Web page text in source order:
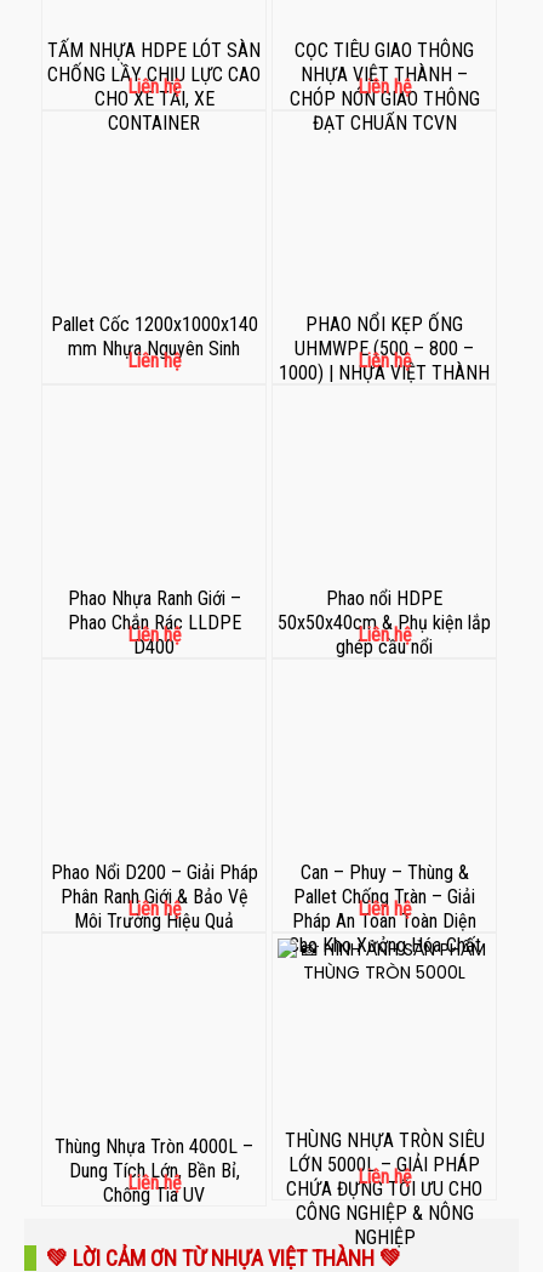
TẤM NHỰA HDPE LÓT SÀN
CHỐNG LẦY CHỊU LỰC CAO
CHO XE TẢI, XE
CONTAINER
Liên hệ
CỌC TIÊU GIAO THÔNG
NHỰA VIỆT THÀNH –
CHÓP NÓN GIAO THÔNG
ĐẠT CHUẨN TCVN
Liên hệ
Pallet Cốc 1200x1000x140
mm Nhựa Nguyên Sinh
Liên hệ
PHAO NỔI KẸP ỐNG
UHMWPE (500 – 800 –
1000) | NHỰA VIỆT THÀNH
Liên hệ
Phao Nhựa Ranh Giới –
Phao Chắn Rác LLDPE
D400
Liên hệ
Phao nổi HDPE
50x50x40cm & Phụ kiện lắp
ghép cầu nổi
Liên hệ
Phao Nổi D200 – Giải Pháp
Phân Ranh Giới & Bảo Vệ
Môi Trường Hiệu Quả
Liên hệ
Can – Phuy – Thùng &
Pallet Chống Tràn – Giải
Pháp An Toàn Toàn Diện
Cho Kho Xưởng Hóa Chất
Liên hệ
Thùng Nhựa Tròn 4000L –
Dung Tích Lớn, Bền Bỉ,
Chống Tia UV
Liên hệ
THÙNG NHỰA TRÒN SIÊU
LỚN 5000L – GIẢI PHÁP
CHỨA ĐỰNG TỐI ƯU CHO
CÔNG NGHIỆP & NÔNG
NGHIỆP
Liên hệ
💚 LỜI CẢM ƠN TỪ NHỰA VIỆT THÀNH 💚